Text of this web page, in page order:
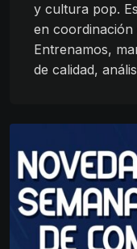
y cultura pop.
en coordinación
Entrenamos,
de calidad,